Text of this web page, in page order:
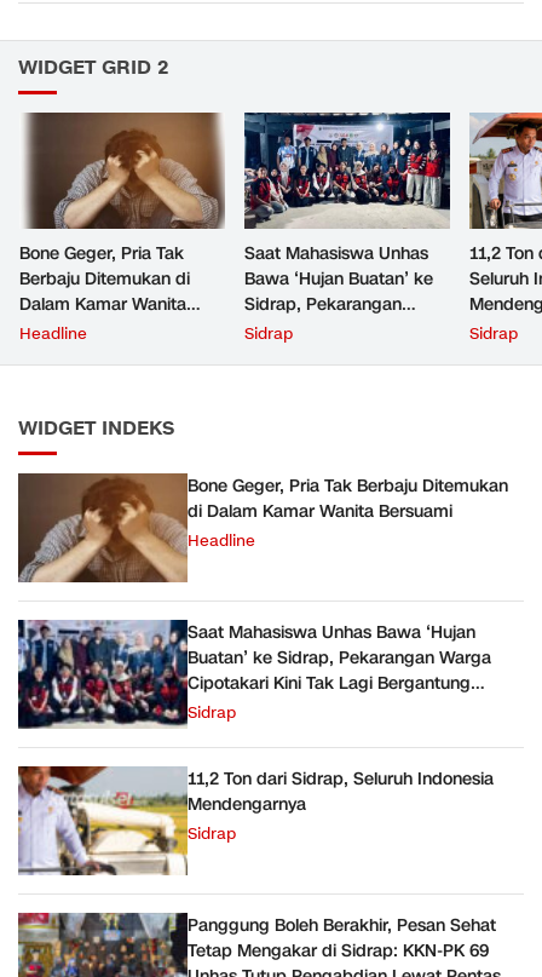
WIDGET GRID 2
Bone Geger, Pria Tak
Berbaju Ditemukan di
Dalam Kamar Wanita
Bersuami
Headline
Saat Mahasiswa Unhas
Bawa ‘Hujan Buatan’ ke
Sidrap, Pekarangan
Warga Cipotakari Kini Tak
Sidrap
11,2
Seluruh
Sidrap
WIDGET INDEKS
Bone Geger, Pria Tak Berbaju Ditemukan
di Dalam Kamar Wanita Bersuami
Headline
Saat Mahasiswa Unhas Bawa ‘Hujan
Buatan’ ke Sidrap, Pekarangan Warga
Cipotakari Kini Tak Lagi Bergantung
Ember
Sidrap
11,2 Ton dari Sidrap, Seluruh Indonesia
Mendengarnya
Sidrap
Panggung Boleh Berakhir, Pesan Sehat
Tetap Mengakar di Sidrap: KKN-PK 69